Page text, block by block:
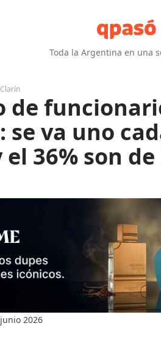
Toda la Argentina en una
Clarín
de
se va uno
36% son
2026